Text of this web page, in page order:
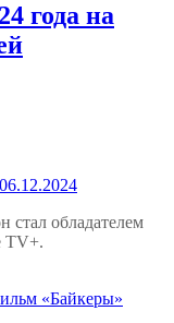
года на
06.12.2024
стал обладателем
TV+.